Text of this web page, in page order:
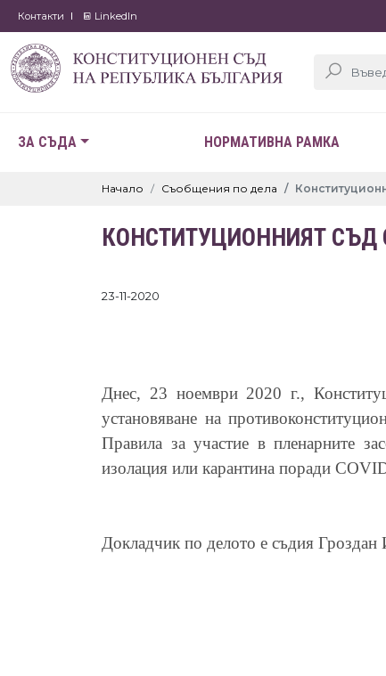
Контакти LinkedIn
ЗА СЪДА НОРМАТИВНА РАМКА
Начало Съобщения по дела
КОНСТИТУЦИОННИЯТ СЪД
23-11-2020
Днес, 23 ноември 2020 г.,
установяване на
Правила за участие в пленарните
изолация или карантина поради
Докладчик по делото е съдия Гроздан